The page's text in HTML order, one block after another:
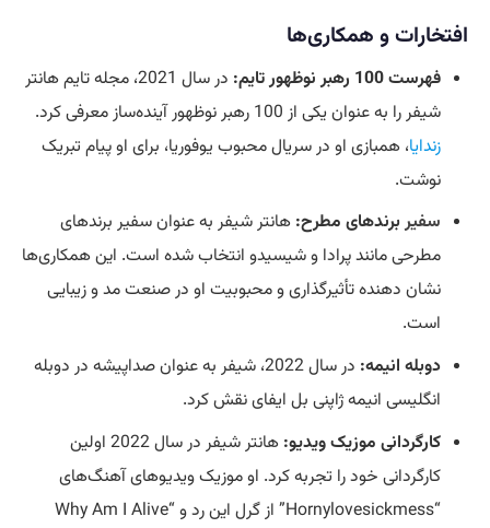
افتخارات و همکاری‌ها
فهرست 100 رهبر نوظهور تایم:
در سال 2021، مجله تایم هانتر
شیفر را به عنوان یکی از 100 رهبر نوظهور آینده‌ساز معرفی کرد.
زندايا، همبازی او در سریال محبوب یوفوریا، برای او پیام تبریک
نوشت.
سفیربرندهای مطرح: هانتر شیفر به عنوان سفیر برندهای
مطرحی مانند پرادا و شیسیدو انتخاب شده است. این همکاری‌ها
نشان دهنده تأثیرگذاری و محبوبیت او در صنعت مد و زیبایی
است.
دوبله انیمه:
در سال 2022، شیفر به عنوان صداپیشه در دوبله
انگلیسی انیمه ژاپنی بل ایفای نقش کرد.
کارگردانی موزیک ویدیو:
هانتر شیفر در سال 2022 اولین
کارگردانی خود را تجربه کرد. او موزیک ویدیوهای آهنگ‌های
“Hornylovesickmess” از گرل این رد و “Why Am I Alive